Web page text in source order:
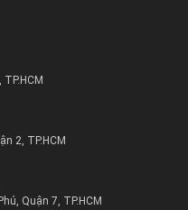
2, TP.HCM
Quận 7, TP.HCM